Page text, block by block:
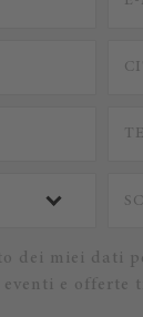
dei miei dati
e offerte